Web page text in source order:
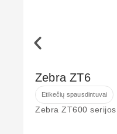
Zebra ZT6
Etikečių spausdintuvai
Zebra ZT600